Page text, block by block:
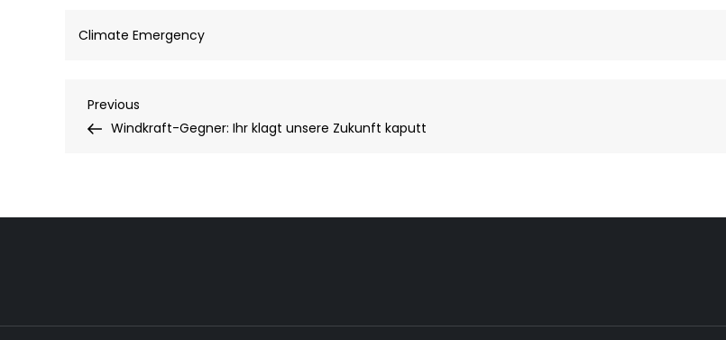
Climate Emergency
Post
Previous
Post
Previous
Windkraft-Gegner: Ihr klagt unsere Zukunft kaputt